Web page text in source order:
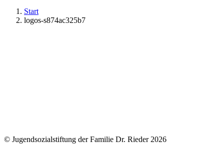
Start
logos-s874ac325b7
© Jugendsozialstiftung der Familie Dr. Rieder 2026